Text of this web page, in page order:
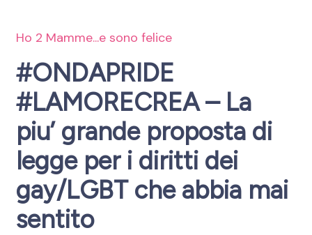
Ho 2 Mamme...e sono felice
#ONDAPRIDE
#LAMORECREA – La
piu’ grande proposta di
legge per i diritti dei
gay/LGBT che abbia mai
sentito